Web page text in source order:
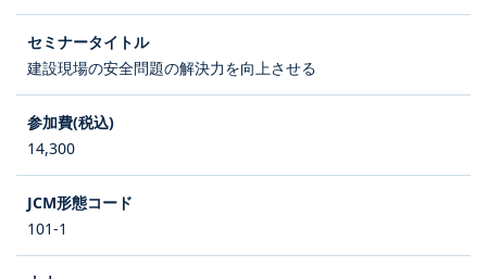
建設現場の安全問題の解決力を向上させる
14,300
101-1